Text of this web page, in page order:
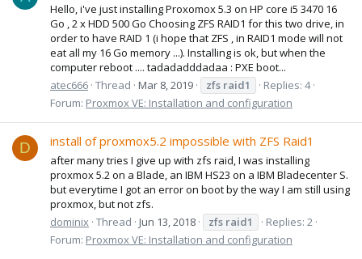
Hello, i've just installing Proxomox 5.3 on HP core i5 3470 16
Go , 2 x HDD 500 Go Choosing ZFS RAID1 for this two drive, in
order to have RAID 1 (i hope that ZFS , in RAID1 mode will not
eat all my 16 Go memory ...). Installing is ok, but when the
computer reboot .... tadadadddadaa : PXE boot...
atec666 Thread Mar 8, 2019 zfs raid1
Replies: 4
Forum: Proxmox VE: Installation and configuration
D install of proxmox5.2 impossible with ZFS Raid1
after many tries I give up with zfs raid, I was installing
proxmox 5.2 on a Blade, an IBM HS23 on a IBM Bladecenter S.
but everytime I got an error on boot by the way I am still using
proxmox, but not zfs.
dominix Thread Jun 13, 2018 zfs raid1
Replies: 2
Forum: Proxmox VE: Installation and configuration